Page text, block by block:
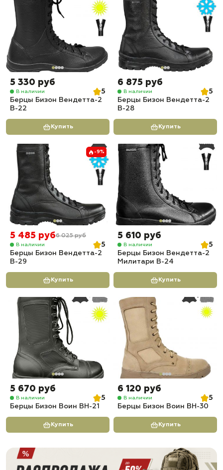
5 330 руб
В наличии
5
Берцы Бизон Вендетта-2
В-22
Купить
6 875 руб
В наличии
5
Берцы Бизон Вендетта-2
В-28
Купить
-9%
5 485 руб6 025 руб
В наличии
5
Берцы Бизон Вендетта-2
В-29
Купить
5 610 руб
В наличии
5
Берцы Бизон Вендетта-2
Милитари В-24
Купить
5 670 руб
В наличии
5
Берцы Бизон Воин ВН-21
Купить
6 120 руб
В наличии
5
Берцы Бизон Воин ВН-30
Купить